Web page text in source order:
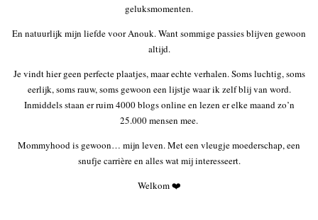
geluksmomenten.
En natuurlijk mijn liefde voor Anouk. Want sommige passies blijven gewoon
altijd.
Je vindt hier geen perfecte plaatjes, maar echte verhalen. Soms luchtig, soms
eerlijk, soms rauw, soms gewoon een lijstje waar ik zelf blij van word.
Inmiddels staan er ruim 4000 blogs online en lezen er elke maand zo’n
25.000 mensen mee.
Mommyhood is gewoon… mijn leven. Met een vleugje moederschap, een
snufje carrière en alles wat mij interesseert.
Welkom ❤️